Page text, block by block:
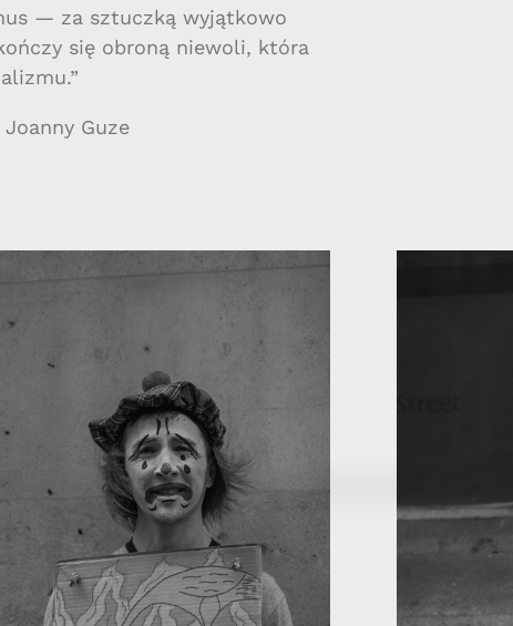
— za sztuczką wyjątkowo
się obroną niewoli, która
Guze